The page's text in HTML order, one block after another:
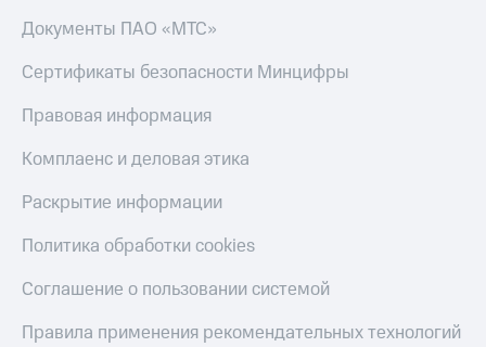
Документы ПАО «МТС»
Сертификаты безопасности Минцифры
Правовая информация
Комплаенс и деловая этика
Раскрытие информации
Политика обработки cookies
Соглашение о пользовании системой
Правила применения рекомендательных технологий